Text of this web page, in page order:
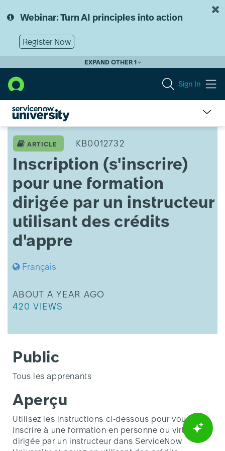
to
content
to
Webinar: Turn AI principles into action
Register Now
EXPAND OTHER 1
Sign In
(s'inscrire)
pour
formation
dirigée
utilisant
crédits
ARTICLE KB0012732
Inscription (s'inscrire)
pour une formation
dirigée par un instructeur
utilisant des crédits
d'appre
Français
THIS ARTICLE WAS UPDATED
ABOUT A YEAR AGO
THIS ARTICLE HAS 420 VIEWS.
420 VIEWS
Public
Tous les apprenants
Aperçu
Utilisez les instructions ci-dessous pour vous
inscrire à une formation en personne ou virtuelle
dirigée par un instructeur dans ServiceNow